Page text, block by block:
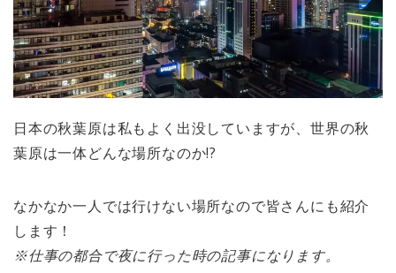
日本の秋葉原は私もよく出没していますが、世界の秋
葉原は一体どんな場所なのか!?
なかなか一人では行けない場所なので皆さんにも紹介
します！
※仕事の都合で夜に行った時の記事になります。